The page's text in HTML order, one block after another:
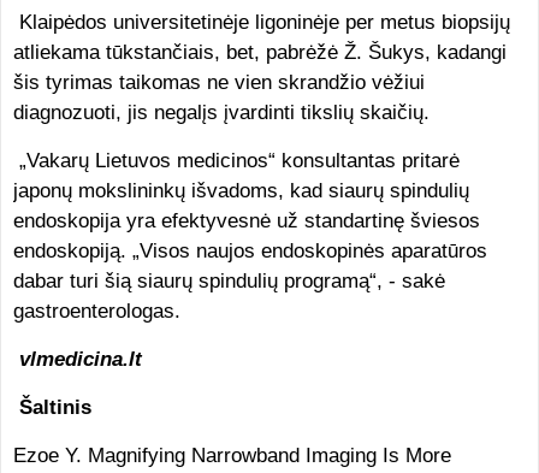
Klaipėdos universitetinėje ligoninėje per metus biopsijų
atliekama tūkstančiais, bet, pabrėžė Ž. Šukys, kadangi
šis tyrimas taikomas ne vien skrandžio vėžiui
diagnozuoti, jis negalįs įvardinti tikslių skaičių.
„Vakarų Lietuvos medicinos“ konsultantas pritarė
japonų mokslininkų išvadoms, kad siaurų spindulių
endoskopija yra efektyvesnė už standartinę šviesos
endoskopiją. „Visos naujos endoskopinės aparatūros
dabar turi šią siaurų spindulių programą“, - sakė
gastroenterologas.
vlmedicina.lt
Šaltinis
Ezoe Y. Magnifying Narrowband Imaging Is More